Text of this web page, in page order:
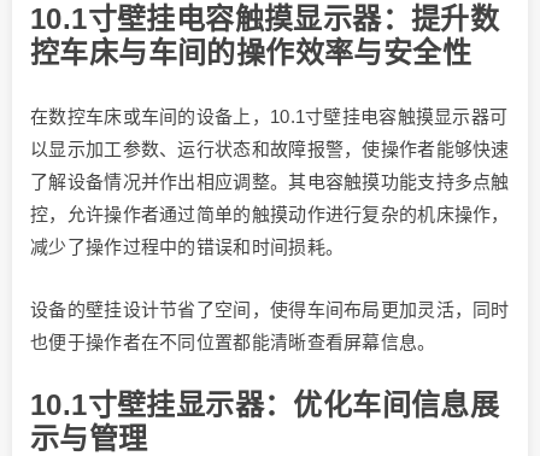
10.1寸壁挂电容触摸显示器：提升数
控车床与车间的操作效率与安全性
在数控车床或车间的设备上，10.1寸壁挂电容触摸显示器可
以显示加工参数、运行状态和故障报警，使操作者能够快速
了解设备情况并作出相应调整。其电容触摸功能支持多点触
控，允许操作者通过简单的触摸动作进行复杂的机床操作，
减少了操作过程中的错误和时间损耗。
设备的壁挂设计节省了空间，使得车间布局更加灵活，同时
也便于操作者在不同位置都能清晰查看屏幕信息。
10.1寸壁挂显示器：优化车间信息展
示与管理